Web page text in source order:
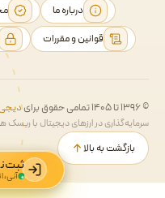
درباره ما
قوانین و مقررات
© ۱۳۹۶ تا ۱۴۰۵ تمامی حقوق برای
سرمایه‌گذاری در ارزهای دیجیتال با ریسک
بازگشت به بالا
آنی،